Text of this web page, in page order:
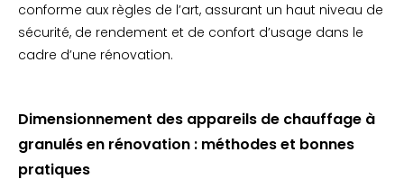
conforme aux règles de l’art, assurant un haut niveau de
sécurité, de rendement et de confort d’usage dans le
cadre d’une rénovation.
Dimensionnement des appareils de chauffage à
granulés en rénovation : méthodes et bonnes
pratiques